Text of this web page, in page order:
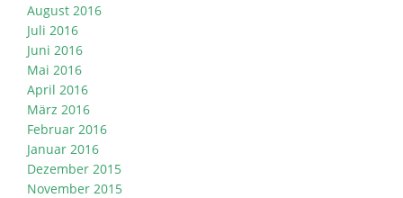
August 2016
Juli 2016
Juni 2016
Mai 2016
April 2016
März 2016
Februar 2016
Januar 2016
Dezember 2015
November 2015